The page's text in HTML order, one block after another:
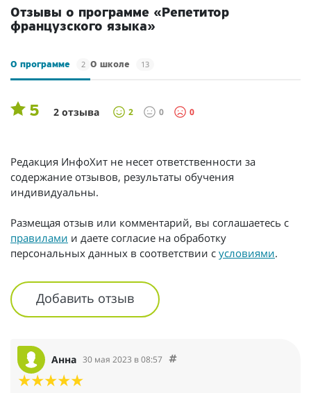
Отзывы о программе «Репетитор
французского языка»
О программе 2 О школе 13
5 2 отзыва 2 0 0
Редакция ИнфоХит не несет ответственности за
содержание отзывов, результаты обучения
индивидуальны.
Размещая отзыв или комментарий, вы соглашаетесь с
правилами и даете согласие на обработку
персональных данных в соответствии с условиями.
Добавить отзыв
Анна 30 мая 2023 в 08:57